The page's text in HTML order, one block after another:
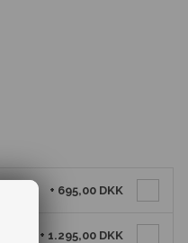
+ 695,00 DKK
+ 1.295,00 DKK